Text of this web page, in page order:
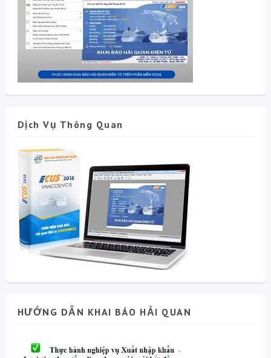
Dịch Vụ Thông Quan
HƯỚNG DẪN KHAI BÁO HẢI QUAN